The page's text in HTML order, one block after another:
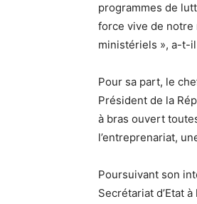
programmes de
force vive de
ministériels », a-t-
Pour sa part, le
Président de la
à bras ouvert
l’entreprenariat,
Poursuivant son
Secrétariat d’Etat